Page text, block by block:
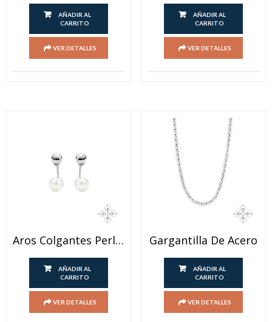
AÑADIR AL
CARRITO
VER DETALLES
AÑADIR AL
CARRITO
VER DETALLES
Aros Colgantes Perlas Acero Blanco
AÑADIR AL
CARRITO
VER DETALLES
Gargantilla De Acero
AÑADIR AL
CARRITO
VER DETALLES